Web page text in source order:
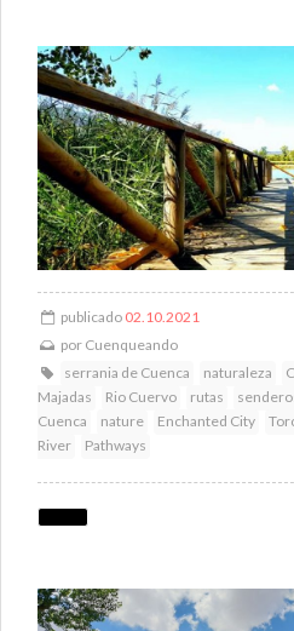
publicado 02.10.2021
por Cuenqueando
serrania de Cuenca
naturaleza
Majadas
Rio Cuervo rutas
Cuenca
nature Enchanted City
River
Pathways